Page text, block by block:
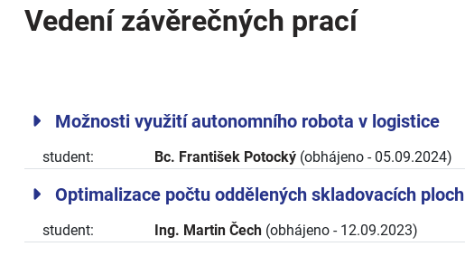
Vedení závěrečných prací
Možnosti využití autonomního robota v logistice
student: Bc. František Potocký(obhájeno - 05.09.2024)
Optimalizace počtu oddělených skladovacích ploch
student: Ing. Martin Čech(obhájeno - 12.09.2023)